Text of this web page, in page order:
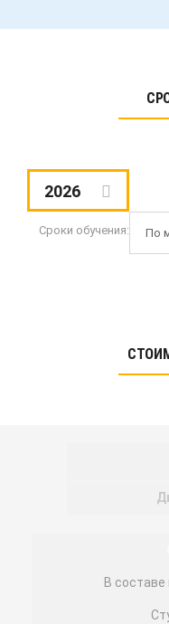
2026
Сроки обучения: По
В составе